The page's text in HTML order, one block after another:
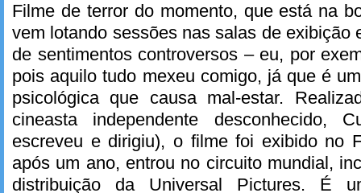
Filme de terror do momento, que está na
vem lotando sessões nas salas de exibição
de sentimentos controversos – eu, por
pois aquilo tudo mexeu comigo, já que é
psicológica que causa mal-estar.
cineasta independente desconhecido,
escreveu e dirigiu), o filme foi exibido no
após um ano, entrou no circuito mundial,
distribuição da Universal Pictures. É